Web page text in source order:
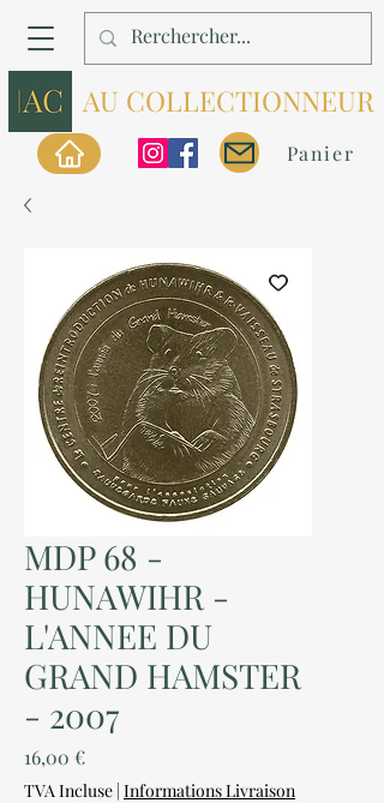
AU COLLECTIONNEUR
Panier
MDP 68 -
HUNAWIHR -
L'ANNEE DU
GRAND HAMSTER
- 2007
16,00 €Prix
TVA Incluse | Informations Livraison